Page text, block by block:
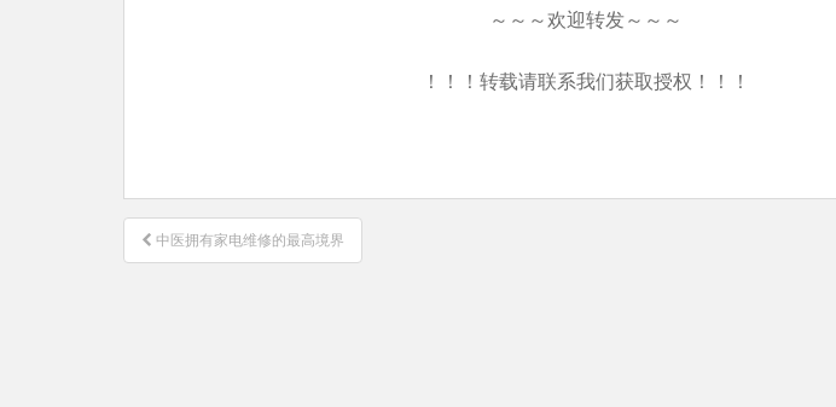
～～～欢迎转发～～～
！！！转载请联系我们获取授权！！！
文
章
中医拥有家电维修的最高境界